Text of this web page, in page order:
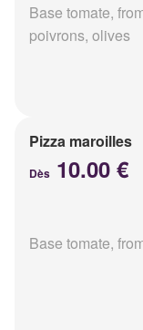
Base tomate,
poivrons, olives
Pizza maroilles
Dès 10.00 €
Base tomate,